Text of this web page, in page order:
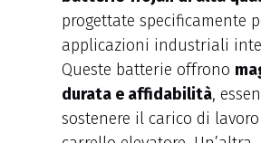
progettate specificamente
applicazioni industriali
Queste batterie offrono
durata e affidabilità,
sostenere il carico di